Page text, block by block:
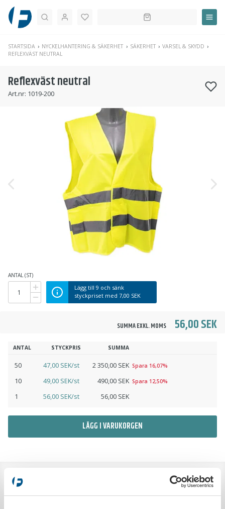
Sök
STARTSIDA NYCKELHANTERING & SÄKERHET SÄKERHET
VARSEL & SKYDD
REFLEXVÄST NEUTRAL
Reflexväst neutral
Art.nr: 1019-200
ANTAL (ST)
Lägg till 9 och sänk
styckpriset med 7,00 SEK
SUMMA EXKL. MOMS 56,00 SEK
ANTAL STYCKPRIS SUMMA
50 47,00 SEK/st 2 350,00 SEK Spara 16,07%
10 49,00 SEK/st 490,00 SEK Spara 12,50%
1 56,00 SEK/st 56,00 SEK
LÄGG I VARUKORGEN
BESKRIVNING